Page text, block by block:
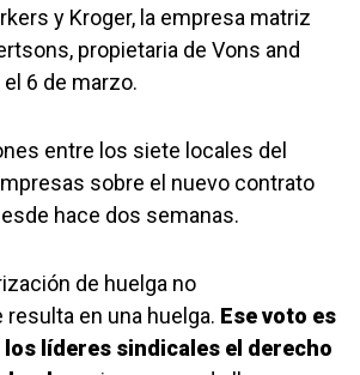
y Kroger, la empresa matriz
propietaria de Vons and
6 de marzo.
entre los siete locales del
sobre el nuevo contrato
hace dos semanas.
de huelga no
en una huelga. Ese voto es
los líderes sindicales el derecho